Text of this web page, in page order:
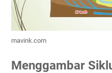
mavink.com
Menggambar